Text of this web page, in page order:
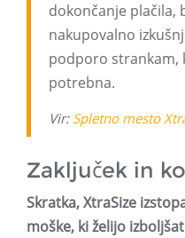
dokončanje plačila,
nakupovalno
podporo strankam,
potrebna.
Vir: Spletno mesto
Zaključek in
Skratka, XtraSize
moške, ki želijo